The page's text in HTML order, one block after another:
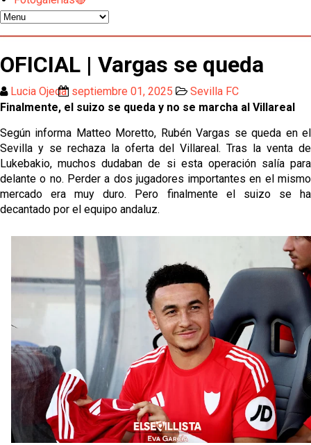
Luis García Plaza: No sufrir ya es un paso adelante
El Sevilla FC plantea ampliar hasta cinco fichajes
más antes del cierre
Djibril Sow pone rumbo a Italia para firmar su nuevo
contrato con el Genoa
Kochorashvili, seria opción para reforzar el centro
del campo sevillista
Sow muy cerca de cerrar su traspaso al Genoa
Oso es el siguiente en la lista para salir
El Sevilla FC oficializa la cesión de Rafa Mir al Aris
de Salónica
Juanlu se marcha traspasado al Bournemouth
Emery quiere pescar en el Atleti , el Villareal ya
tiene nuevo portero y el Getafe mueve ficha... Las
últimas novedades del mercado de La Liga
Vargas y Sow se incorporan al grupo en la sesión
del martes
OFICIAL | Vargas se queda
Lucia Ojeda septiembre 01, 2025
Sevilla FC
Finalmente, el suizo se queda y no se marcha al Villareal
Según informa Matteo Moretto, Rubén Vargas se queda en el
Sevilla y se rechaza la oferta del Villareal. Tras la venta de
Lukebakio, muchos dudaban de si esta operación salía para
delante o no. Perder a dos jugadores importantes en el mismo
mercado era muy duro. Pero finalmente el suizo se ha
decantado por el equipo andaluz.